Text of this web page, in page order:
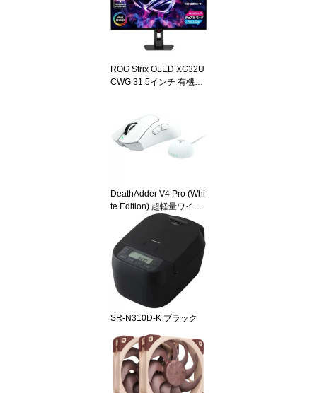
ROG Strix OLED XG32U
CWG 31.5インチ 有機EL
s(GTG)
DeathAdder V4 Pro (Whi
te Edition) 超軽量ワイヤ
レス エルゴノミック e ス
ポーツマウス RZ01-053
30200-R3A1
SR-N310D-K ブラック